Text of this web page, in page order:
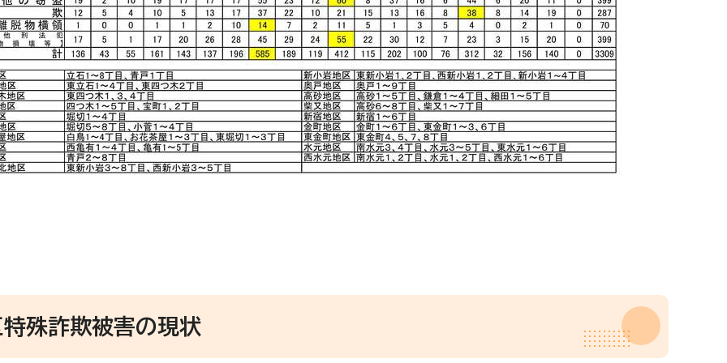
殊詐欺被害の現状